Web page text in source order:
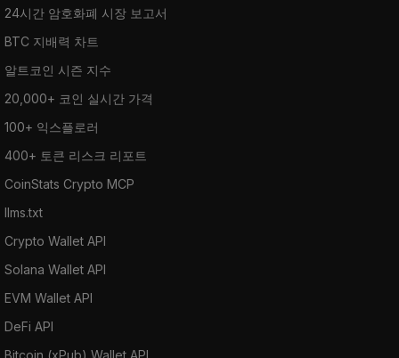
24시간 암호화폐 시장 보고서
BTC 지배력 차트
알트코인 시즌 지수
20,000+ 코인 실시간 가격
100+ 익스플로러
400+ 토큰 리스크 리포트
CoinStats Crypto MCP
llms.txt
Crypto Wallet API
Solana Wallet API
EVM Wallet API
DeFi API
Bitcoin (xPub) Wallet API